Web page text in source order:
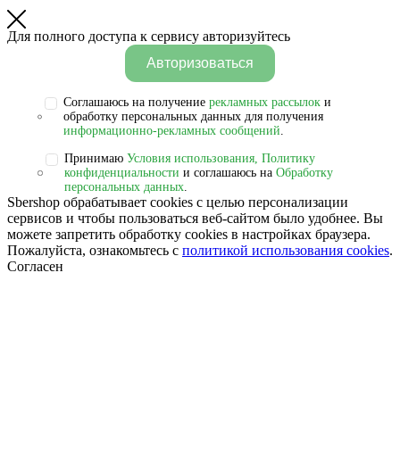
Для полного доступа к сервису авторизуйтесь
Авторизоваться
Соглашаюсь на получениерекламных рассылок и
обработку персональных данных для получения
информационно-рекламных сообщений
Принимаю Условия использования, Политику
конфиденциальности и соглашаюсь на Обработку
персональных данных.
Sbershop обрабатывает cookies с целью персонализации
сервисов и чтобы пользоваться веб-сайтом было удобнее. Вы
можете запретить обработку сookies в настройках браузера.
Пожалуйста, ознакомьтесь с политикой использования cookies.
Согласен